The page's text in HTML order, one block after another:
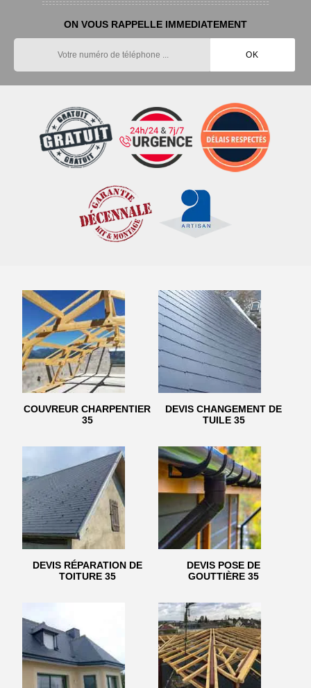
ON VOUS RAPPELLE IMMEDIATEMENT
COUVREUR CHARPENTIER
35
DEVIS CHANGEMENT DE
TUILE 35
DEVIS RÉPARATION DE
TOITURE 35
DEVIS POSE DE
GOUTTIÈRE 35